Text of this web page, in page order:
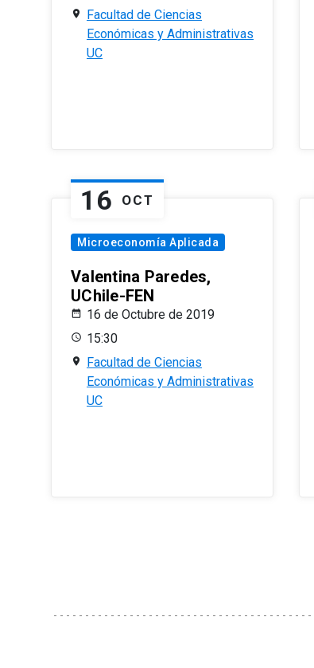
Facultad de Ciencias
Económicas y Administrativas
UC
16 OCT
Microeconomía Aplicada
Valentina Paredes,
UChile-FEN
16 de Octubre de 2019
15:30
Facultad de Ciencias
Económicas y Administrativas
UC